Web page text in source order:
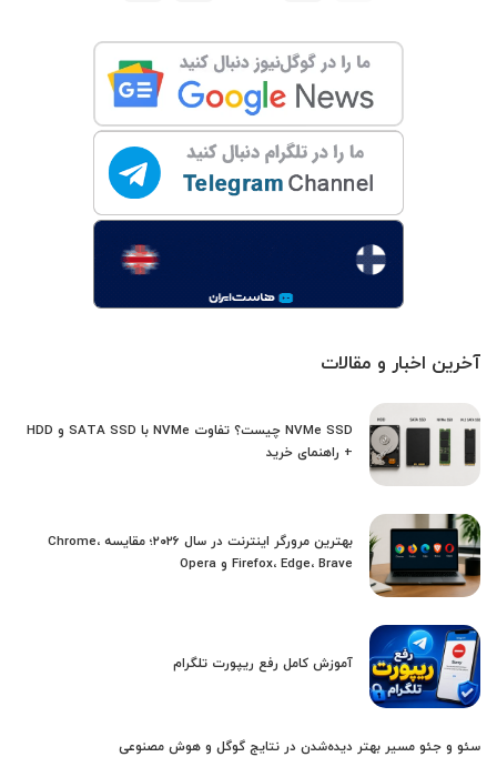
آخرین اخبار و مقالات
NVMe SSD چیست؟ تفاوت NVMe با SATA SSD و HDD
+ راهنمای خرید
بهترین مرورگر اینترنت در سال ۲۰۲۶؛ مقایسه Chrome،
Firefox، Edge، Brave و Opera
آموزش کامل رفع ریپورت تلگرام
سئو و جئو مسیر بهتر دیده‌شدن در نتایج گوگل و هوش مصنوعی